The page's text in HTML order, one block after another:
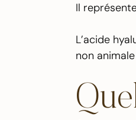
Il
L’acide
non